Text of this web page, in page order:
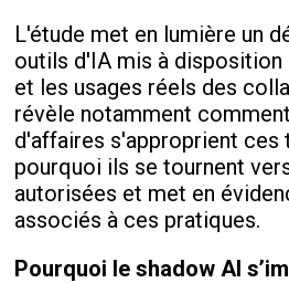
L'étude met en lumière un
outils d'IA mis à disposition
et les usages réels des
révèle notamment
d'affaires s'approprient ces
pourquoi ils se tournent
autorisées et met en
associés à ces pratiques.
Pourquoi le shadow AI